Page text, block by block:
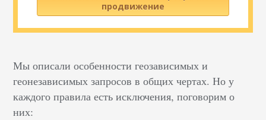
продвижение
Мы описали особенности геозависимых и
геонезависимых запросов в общих чертах. Но у
каждого правила есть исключения, поговорим о
них: